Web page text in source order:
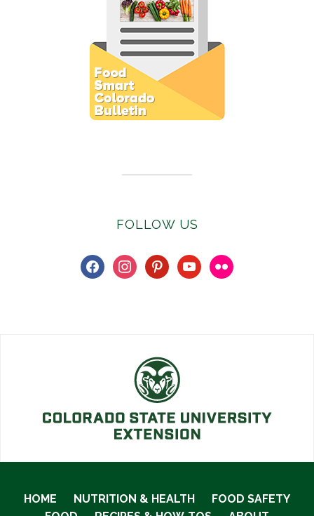
FOLLOW US
facebookinstagrampinterestyoutubeflickr
HOME NUTRITION & HEALTH
FOOD SAFETY